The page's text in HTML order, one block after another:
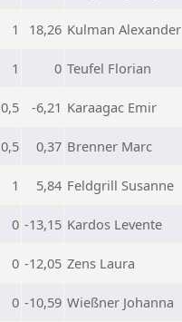
1 18,26 Kulman Alexander
1 0 Teufel Florian
0,5 -6,21 Karaagac Emir
0,5 0,37 Brenner Marc
1 5,84 Feldgrill Susanne
0 -13,15 Kardos Levente
0 -12,05 Zens Laura
0 -10,59 Wießner Johanna